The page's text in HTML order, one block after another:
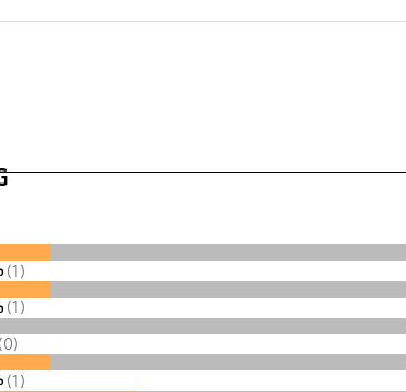
(1)
(1)
(0)
(1)